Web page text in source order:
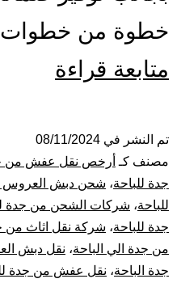
خطوة من خطوات
متابعة قراءة
عفش
من
جدة
الي
تم النشر في 08/11/2024
مصنف كـ أرخص نقل عفش من
جدة للباحة، شحن دبش العروس
للباحة، شركات الشحن من جدة
جدة للباحة، شركة نقل اثاث من
من جدة الي الباحة، نقل دبش
جدة الباحة، نقل عفش من جدة